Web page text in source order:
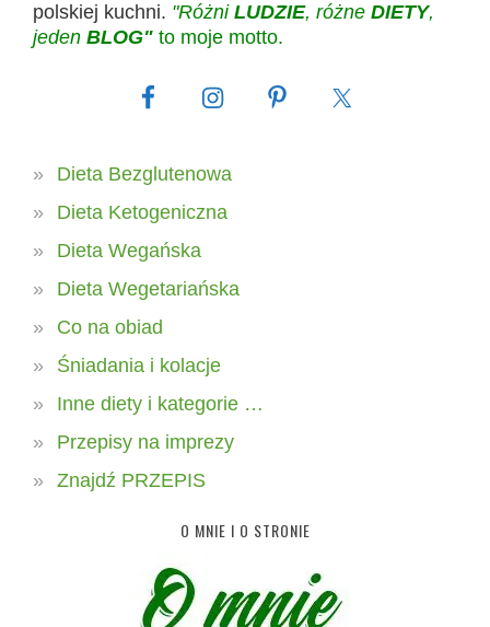
polskiej kuchni. "Różni LUDZIE, różne DIETY,
jeden BLOG" to moje motto.
Dieta Bezglutenowa
Dieta Ketogeniczna
Dieta Wegańska
Dieta Wegetariańska
Co na obiad
Śniadania i kolacje
Inne diety i kategorie …
Przepisy na imprezy
Znajdź PRZEPIS
O MNIE I O STRONIE